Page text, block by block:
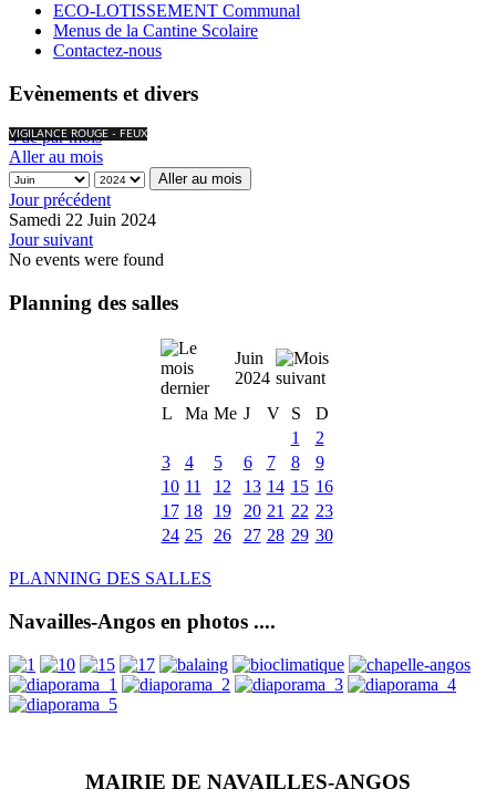
ECO-LOTISSEMENT Communal
Menus de la Cantine Scolaire
Contactez-nous
Evènements et divers
VIGILANCE ROUGE - FEUX
Vue par mois
Aller au mois
Aller au mois
Jour précédent
Samedi 22 Juin 2024
Jour suivant
No events were found
Planning des salles
Juin
2024
L
Ma Me J V S
D
1
2
3
4 5 6 7 8
9
10 11 12 13 14 15 16
17 18 19 20 21 22 23
24 25 26 27 28 29 30
PLANNING DES SALLES
Navailles-Angos en photos ....
MAIRIE DE NAVAILLES-ANGOS